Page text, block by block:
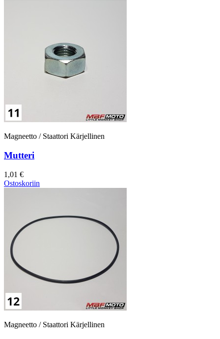
Magneetto / Staattori Kärjellinen
Mutteri
1,01 €
Ostoskoriin
Magneetto / Staattori Kärjellinen